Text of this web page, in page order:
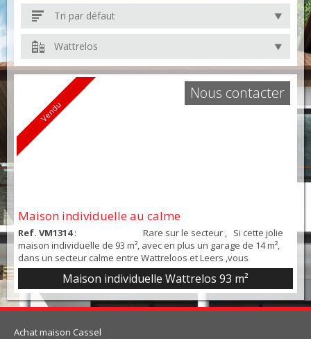
Tri par défaut
Wattrelos
Vendu
Maison individuelle au calme
Ref. VM1314: Rare sur le secteur , Si cette jolie
maison individuelle de 93 m², avec en plus un garage de 14 m²,
dans un secteur calme entre Wattreloos et Leers ,vous
intéresse , appelez moi au ...
Maison individuelle Wattrelos 93 m²
Nous contacter
Achat maison Cassel